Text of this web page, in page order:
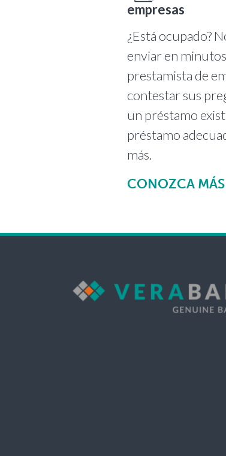
empresas
¿Está ocupado?
enviar en
prestamista de
contestar sus
un préstamo
préstamo
más.
CONOZCA MÁS